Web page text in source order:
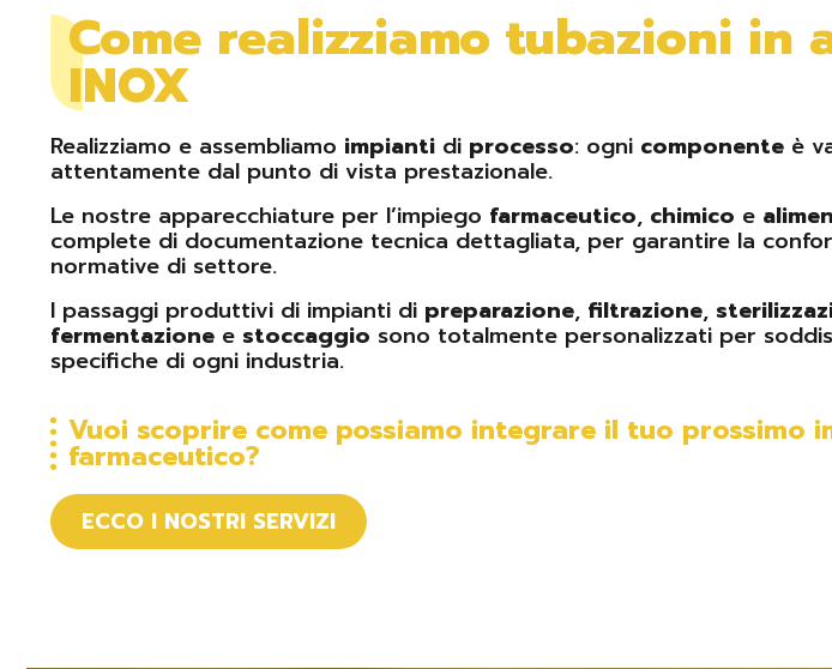
Come realizziamo tubazioni in
INOX
Realizziamo e assembliamo impianti di processo: ogni componente è
attentamente dal punto di vista prestazionale.
Le nostre apparecchiature per l’impiego farmaceutico, chimico e
complete di documentazione tecnica dettagliata, per garantire la
normative di settore.
I passaggi produttivi di impianti di preparazione, filtrazione,
fermentazione e stoccaggio sono totalmente personalizzati per
specifiche di ogni industria.
Vuoi scoprire come possiamo integrare il tuo prossimo
farmaceutico?
ECCO I NOSTRI SERVIZI